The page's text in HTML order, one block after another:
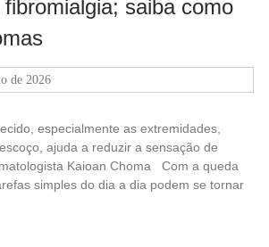
saiba como
de 2026
especialmente as extremidades,
ajuda a reduzir a sensação de
Kaioan Choma Com a queda
simples do dia a dia podem se tornar